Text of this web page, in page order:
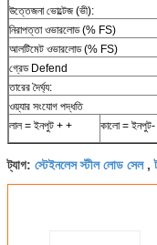
উত্তেজনা ভোল্টেজ (ভী):
নিরাপত্তা ওভারলোড (% FS)
আলটিমেট ওভারলোড (% FS)
গ্রেড Defend
তারের দৈর্ঘ্য:
ওয়্যার সংযোগ পদ্ধতি
লাল = ইনপুট + +
কালো = ইনপুট-
ট্যাগ: স্টেইনলেস স্টীল লোড সেল,